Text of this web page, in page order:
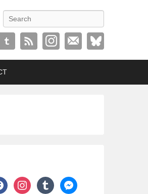
検
索
instagramtumblr messenger